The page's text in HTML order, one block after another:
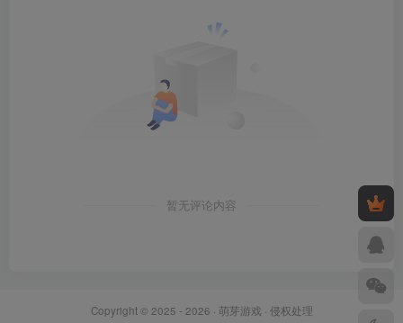
暂无评论内容
Copyright © 2025 - 2026 · 萌芽游戏 · 侵权处理